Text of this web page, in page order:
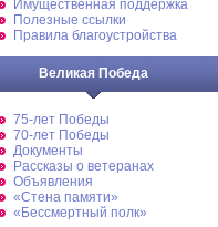
Имущественная поддержка
Полезные ссылки
Правила благоустройства
Великая Победа
75-лет Победы
70-лет Победы
Документы
Рассказы о ветеранах
Объявления
«Стена памяти»
«Бессмертный полк»